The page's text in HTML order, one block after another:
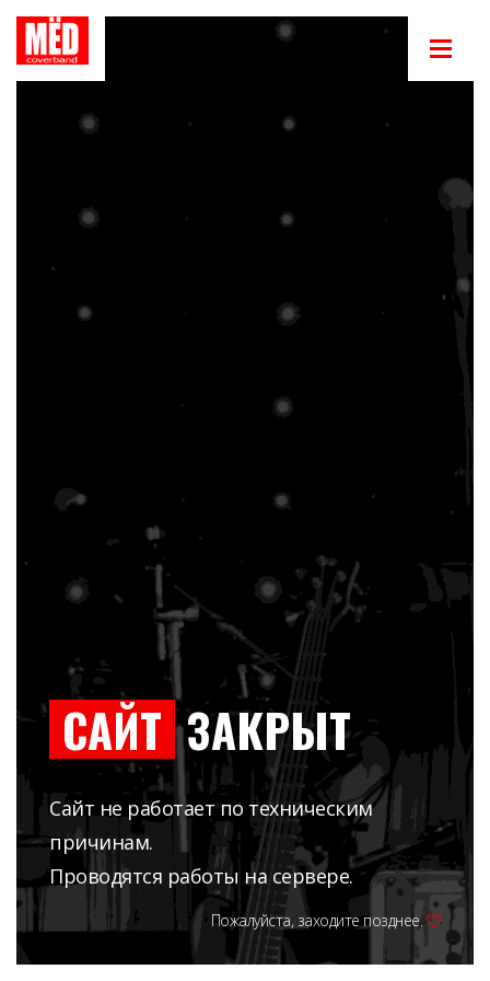
САЙТ ЗАКРЫТ
Сайт не работает по техническим
причинам.
Проводятся работы на сервере.
Пожалуйста, заходите позднее.